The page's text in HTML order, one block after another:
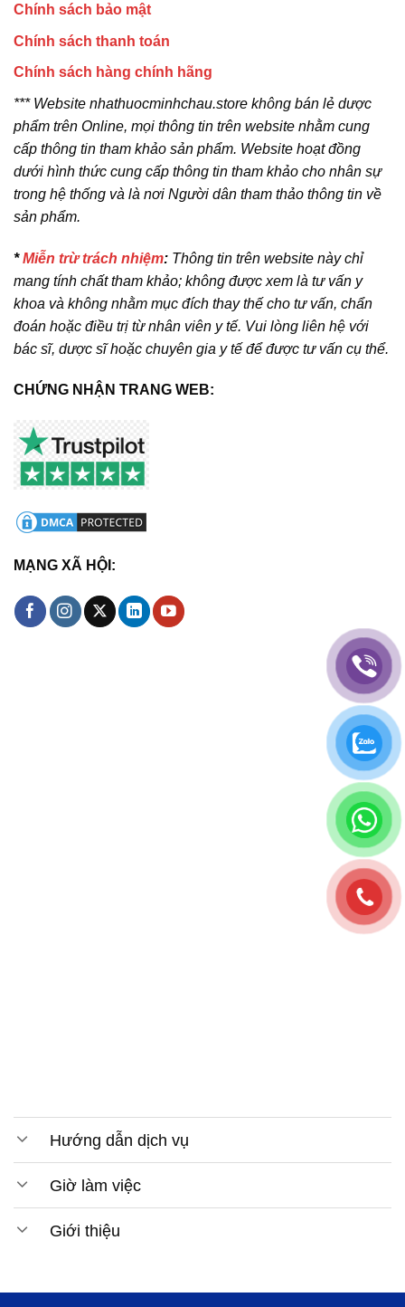
Chính sách bảo mật
Chính sách thanh toán
Chính sách hàng chính hãng
*** Website nhathuocminhchau.store không bán lẻ dược
phẩm trên Online, mọi thông tin trên website nhằm cung
cấp thông tin tham khảo sản phẩm. Website hoạt đồng
dưới hình thức cung cấp thông tin tham khảo cho nhân sự
trong hệ thống và là nơi Người dân tham thảo thông tin về
sản phẩm.
*Miễn trừ trách nhiệm: Thông tin trên website này chỉ
mang tính chất tham khảo; không được xem là tư vấn y
khoa và không nhằm mục đích thay thế cho tư vấn, chẩn
đoán hoặc điều trị từ nhân viên y tế. Vui lòng liên hệ với
bác sĩ, dược sĩ hoặc chuyên gia y tế để được tư vấn cụ thể.
CHỨNG NHẬN TRANG WEB:
MẠNG XÃ HỘI:
Hướng dẫn dịch vụ
Giờ làm việc
Giới thiệu